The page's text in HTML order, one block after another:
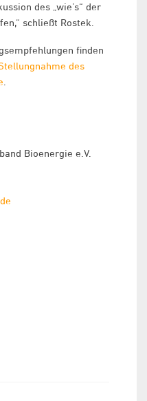
des „wie’s“ der
schließt Rostek.
finden
des
Bioenergie e.V.